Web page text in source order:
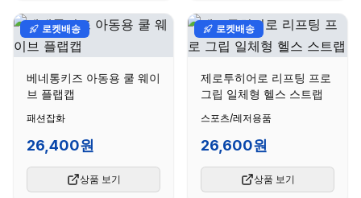
로켓배송
베네통키즈 아동용 쿨 웨이
브 플랩캡
패션잡화
26,400원
상품 보기
로켓배송
제로투히어로 리프팅 프로
그립 일체형 헬스 스트랩
스포츠/레저용품
26,600원
상품 보기